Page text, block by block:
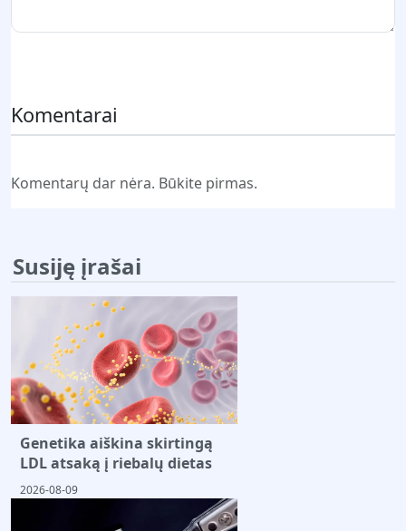
Komentarai
Komentarų dar nėra. Būkite pirmas.
Susiję įrašai
Genetika aiškina skirtingą
LDL atsaką į riebalų dietas
2026-08-09